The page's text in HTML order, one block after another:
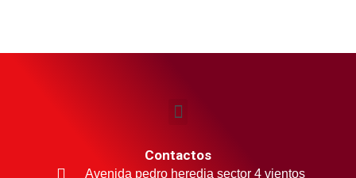
Contactos
Avenida pedro heredia sector 4 vientos